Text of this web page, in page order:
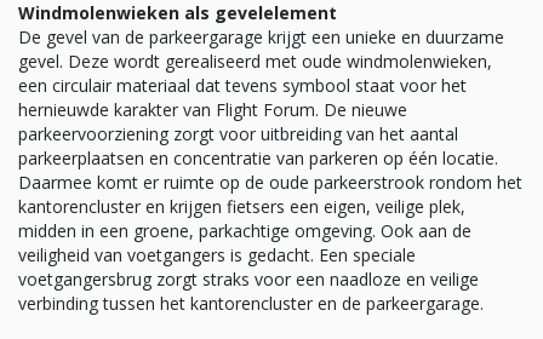
Windmolenwieken als gevelelement
De gevel van de parkeergarage krijgt een unieke en duurzame
gevel. Deze wordt gerealiseerd met oude windmolenwieken,
een circulair materiaal dat tevens symbool staat voor het
hernieuwde karakter van Flight Forum. De nieuwe
parkeervoorziening zorgt voor uitbreiding van het aantal
parkeerplaatsen en concentratie van parkeren op één locatie.
Daarmee komt er ruimte op de oude parkeerstrook rondom het
kantorencluster en krijgen fietsers een eigen, veilige plek,
midden in een groene, parkachtige omgeving. Ook aan de
veiligheid van voetgangers is gedacht. Een speciale
voetgangersbrug zorgt straks voor een naadloze en veilige
verbinding tussen het kantorencluster en de parkeergarage.